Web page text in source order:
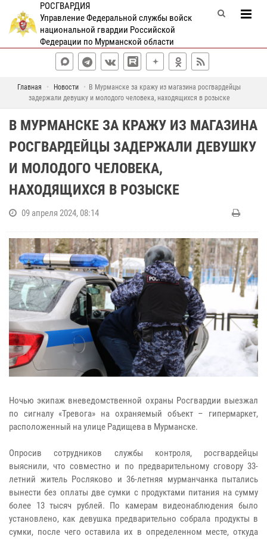
РОСГВАРДИЯ
Управление Федеральной службы войск
национальной гвардии Российской
Федерации по Мурманской области
Главная Новости
В Мурманске за кражу из магазина росгвардейцы
задержали девушку и молодого человека, находящихся в розыске
В МУРМАНСКЕ ЗА КРАЖУ ИЗ МАГАЗИНА
РОСГВАРДЕЙЦЫ ЗАДЕРЖАЛИ ДЕВУШКУ
И МОЛОДОГО ЧЕЛОВЕКА,
НАХОДЯЩИХСЯ В РОЗЫСКЕ
09 апреля 2024, 08:14
Ночью экипаж вневедомственной охраны Росгвардии выезжал
по сигналу «Тревога» на охраняемый объект – гипермаркет,
расположенный на улице Радищева в Мурманске.
Опросив сотрудников службы контроля, росгвардейцы
выяснили, что совместно и по предварительному сговору 33-
летний житель Росляково и 36-летняя мурманчанка пытались
вынести без оплаты две сумки с продуктами питания на сумму
более 13 тысяч рублей. По камерам видеонаблюдения было
установлено, как девушка предварительно собрала продукты в
сумки, после чего оставила их в определенном месте, откуда